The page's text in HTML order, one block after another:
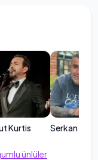
Kurtis Serkan
ünlüler